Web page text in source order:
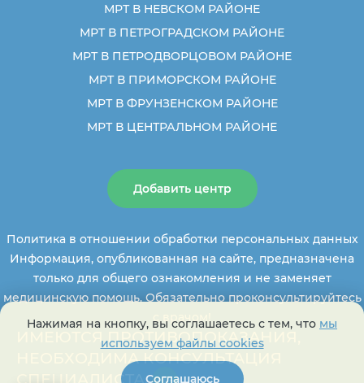
МРТ В НЕВСКОМ РАЙОНЕ
МРТ В ПЕТРОГРАДСКОМ РАЙОНЕ
МРТ В ПЕТРОДВОРЦОВОМ РАЙОНЕ
МРТ В ПРИМОРСКОМ РАЙОНЕ
МРТ В ФРУНЗЕНСКОМ РАЙОНЕ
МРТ В ЦЕНТРАЛЬНОМ РАЙОНЕ
Добавить центр
Политика в отношении обработки персональных данных
Информация, опубликованная на сайте, предназначена
только для общего ознакомления и не заменяет
медицинскую помощь. Обязательно проконсультируйтесь
ИМЕЮТСЯ ПРОТИВОПОКАЗАНИЯ,
НЕОБХОДИМА КОНСУЛЬТАЦИЯ
Нажимая на кнопку, вы соглашаетесь с тем, что мы
используем файлы cookies
Соглашаюсь